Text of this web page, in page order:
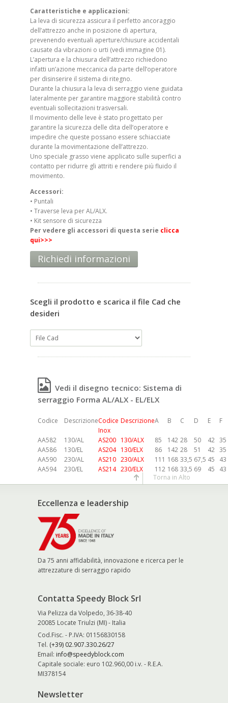
Caratteristiche e applicazioni:
La leva di sicurezza assicura il perfetto ancoraggio
dell’attrezzo anche in posizione di apertura,
prevenendo eventuali aperture/chiusure accidentali
causate da vibrazioni o urti (vedi immagine 01).
L’apertura e la chiusura dell’attrezzo richiedono
infatti un’azione meccanica da parte dell’operatore
per disinserire il sistema di ritegno.
Durante la chiusura la leva di serraggio viene guidata
lateralmente per garantire maggiore stabilità contro
eventuali sollecitazioni trasversali.
Il movimento delle leve è stato progettato per
garantire la sicurezza delle dita dell’operatore e
impedire che queste possano essere schiacciate
durante la movimentazione dell’attrezzo.
Uno speciale grasso viene applicato sulle superfici a
contatto per ridurre gli attriti e rendere più fluido il
movimento.
Accessori:
• Puntali
• Traverse leva per AL/ALX.
• Kit sensore di sicurezza
Per vedere gli accessori di questa serie clicca
qui>>>
Richiedi informazioni
Scegli il prodotto e scarica il file Cad che
desideri
Vedi il disegno tecnico: Sistema di
serraggio Forma AL/ALX - EL/ELX
Codice DescrizioneCodice
Inox
DescrizioneA B C D E F
AA582 130/AL AS200 130/ALX 85 142 28 50 42 35
AA586
130/EL AS204 130/ELX 86 142 28 51 42 35
AA590
230/AL AS210 230/ALX 111 168 33,5 67,5 45
43
AA594
230/EL AS214 230/ELX 112 168 33,5 69 45 43
Eccellenza e leadership
Da 75 anni affidabilità, innovazione e ricerca per le
attrezzature di serraggio rapido
Contatta Speedy Block Srl
Via Pelizza da Volpedo, 36-38-40
20085 Locate Triulzi (MI) - Italia
Cod.Fisc. - P.IVA: 01156830158
Tel. (+39) 02.907.330.26/27
Email: info@speedyblock.com
Capitale sociale: euro 102.960,00 i.v. - R.E.A.
MI378154
Newsletter
Torna in Alto